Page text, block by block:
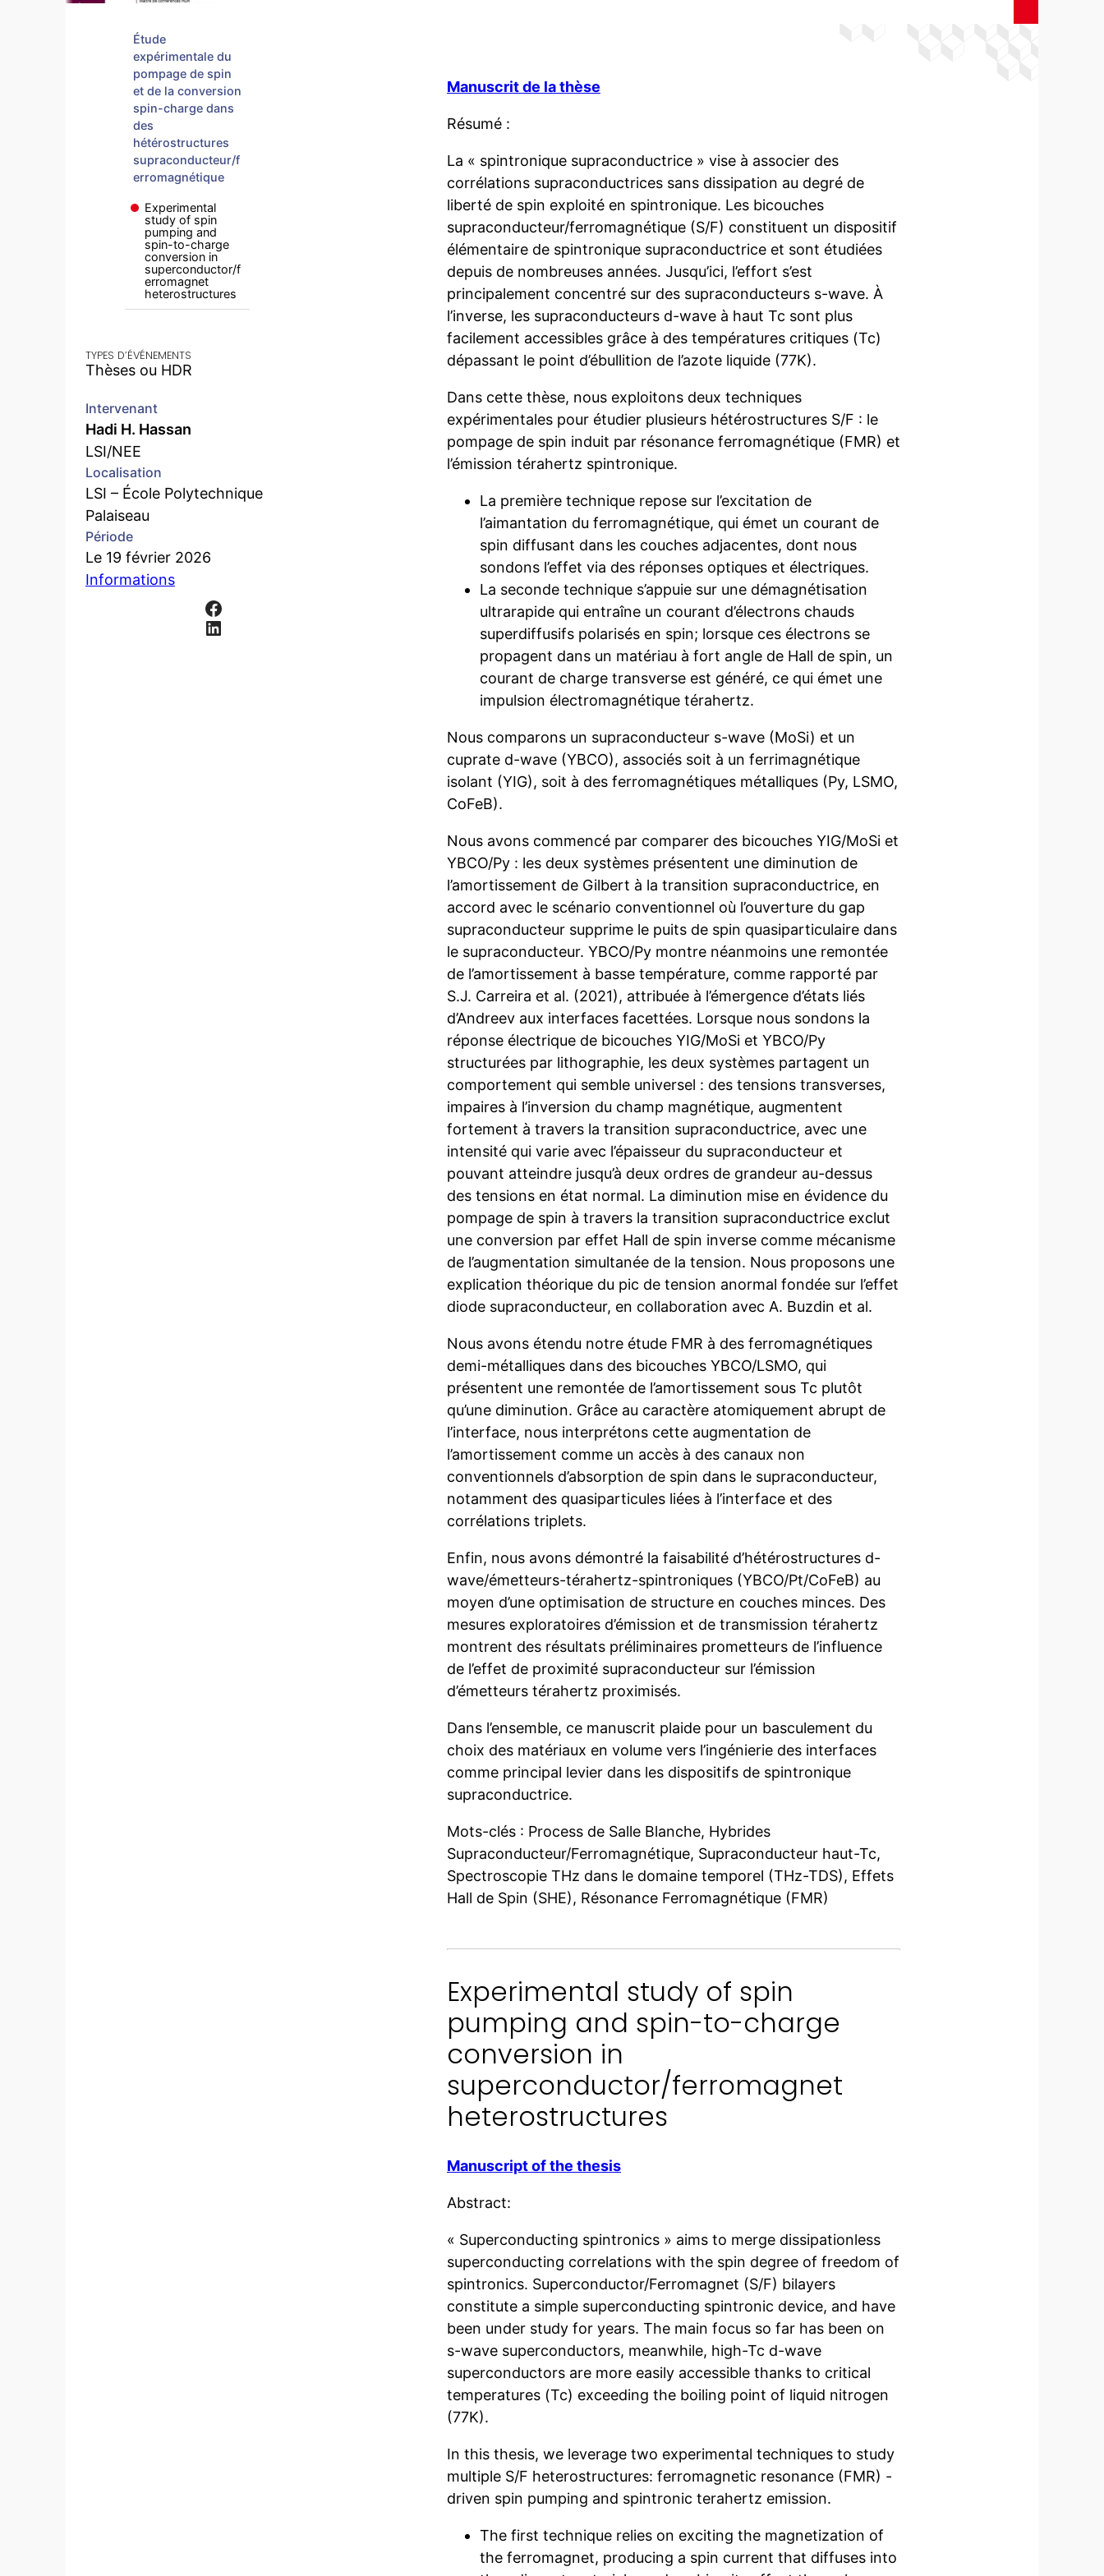
Étude
expérimentale du
pompage de spin
et de la conversion
spin-charge dans
des
hétérostructures
supraconducteur/f
erromagnétique
Experimental
study of spin
pumping and
spin-to-charge
conversion in
superconductor/f
erromagnet
heterostructures
TYPES D’ÉVÉNEMENTS
Thèses ou HDR
Intervenant
Hadi H. Hassan
LSI/NEE
Localisation
LSI – École Polytechnique
Palaiseau
Période
Le 19 février 2026
Informations
Facebook
LinkedIn
Manuscrit de la thèse
Résumé :
La « spintronique supraconductrice » vise à associer des
corrélations supraconductrices sans dissipation au degré de
liberté de spin exploité en spintronique. Les bicouches
supraconducteur/ferromagnétique (S/F) constituent un dispositif
élémentaire de spintronique supraconductrice et sont étudiées
depuis de nombreuses années. Jusqu’ici, l’effort s’est
principalement concentré sur des supraconducteurs s-wave. À
l’inverse, les supraconducteurs d-wave à haut Tc sont plus
facilement accessibles grâce à des températures critiques (Tc)
dépassant le point d’ébullition de l’azote liquide (77K).
Dans cette thèse, nous exploitons deux techniques
expérimentales pour étudier plusieurs hétérostructures S/F : le
pompage de spin induit par résonance ferromagnétique (FMR) et
l’émission térahertz spintronique.
La première technique repose sur l’excitation de
l’aimantation du ferromagnétique, qui émet un courant de
spin diffusant dans les couches adjacentes, dont nous
sondons l’effet via des réponses optiques et électriques.
La seconde technique s’appuie sur une démagnétisation
ultrarapide qui entraîne un courant d’électrons chauds
superdiffusifs polarisés en spin; lorsque ces électrons se
propagent dans un matériau à fort angle de Hall de spin, un
courant de charge transverse est généré, ce qui émet une
impulsion électromagnétique térahertz.
Nous comparons un supraconducteur s-wave (MoSi) et un
cuprate d-wave (YBCO), associés soit à un ferrimagnétique
isolant (YIG), soit à des ferromagnétiques métalliques (Py, LSMO,
CoFeB).
Nous avons commencé par comparer des bicouches YIG/MoSi et
YBCO/Py : les deux systèmes présentent une diminution de
l’amortissement de Gilbert à la transition supraconductrice, en
accord avec le scénario conventionnel où l’ouverture du gap
supraconducteur supprime le puits de spin quasiparticulaire dans
le supraconducteur. YBCO/Py montre néanmoins une remontée
de l’amortissement à basse température, comme rapporté par
S.J. Carreira et al. (2021), attribuée à l’émergence d’états liés
d’Andreev aux interfaces facettées. Lorsque nous sondons la
réponse électrique de bicouches YIG/MoSi et YBCO/Py
structurées par lithographie, les deux systèmes partagent un
comportement qui semble universel : des tensions transverses,
impaires à l’inversion du champ magnétique, augmentent
fortement à travers la transition supraconductrice, avec une
intensité qui varie avec l’épaisseur du supraconducteur et
pouvant atteindre jusqu’à deux ordres de grandeur au-dessus
des tensions en état normal. La diminution mise en évidence du
pompage de spin à travers la transition supraconductrice exclut
une conversion par effet Hall de spin inverse comme mécanisme
de l’augmentation simultanée de la tension. Nous proposons une
explication théorique du pic de tension anormal fondée sur l’effet
diode supraconducteur, en collaboration avec A. Buzdin et al.
Nous avons étendu notre étude FMR à des ferromagnétiques
demi-métalliques dans des bicouches YBCO/LSMO, qui
présentent une remontée de l’amortissement sous Tc plutôt
qu’une diminution. Grâce au caractère atomiquement abrupt de
l’interface, nous interprétons cette augmentation de
l’amortissement comme un accès à des canaux non
conventionnels d’absorption de spin dans le supraconducteur,
notamment des quasiparticules liées à l’interface et des
corrélations triplets.
Enfin, nous avons démontré la faisabilité d’hétérostructures d-
wave/émetteurs-térahertz-spintroniques (YBCO/Pt/CoFeB) au
moyen d’une optimisation de structure en couches minces. Des
mesures exploratoires d’émission et de transmission térahertz
montrent des résultats préliminaires prometteurs de l’influence
de l’effet de proximité supraconducteur sur l’émission
d’émetteurs térahertz proximisés.
Dans l’ensemble, ce manuscrit plaide pour un basculement du
choix des matériaux en volume vers l’ingénierie des interfaces
comme principal levier dans les dispositifs de spintronique
supraconductrice.
Mots-clés : Process de Salle Blanche, Hybrides
Supraconducteur/Ferromagnétique, Supraconducteur haut-Tc,
Spectroscopie THz dans le domaine temporel (THz-TDS), Effets
Hall de Spin (SHE), Résonance Ferromagnétique (FMR)
Experimental study of spin
pumping and spin-to-charge
conversion in
superconductor/ferromagnet
heterostructures
Manuscript of the thesis
Abstract:
« Superconducting spintronics » aims to merge dissipationless
superconducting correlations with the spin degree of freedom of
spintronics. Superconductor/Ferromagnet (S/F) bilayers
constitute a simple superconducting spintronic device, and have
been under study for years. The main focus so far has been on
s-wave superconductors, meanwhile, high-Tc d-wave
superconductors are more easily accessible thanks to critical
temperatures (Tc) exceeding the boiling point of liquid nitrogen
(77K).
In this thesis, we leverage two experimental techniques to study
multiple S/F heterostructures: ferromagnetic resonance (FMR) -
driven spin pumping and spintronic terahertz emission.
The first technique relies on exciting the magnetization of
the ferromagnet, producing a spin current that diffuses into